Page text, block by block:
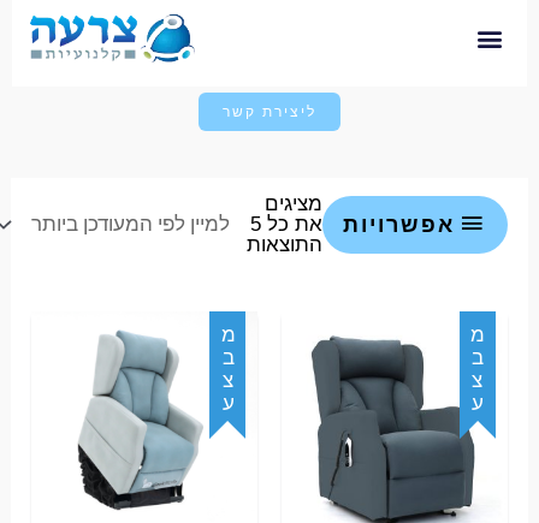
ליצירת קשר
אפשרויות
מציגים
את כל ⁦5⁩
התוצאות
עצבמ עצבמ